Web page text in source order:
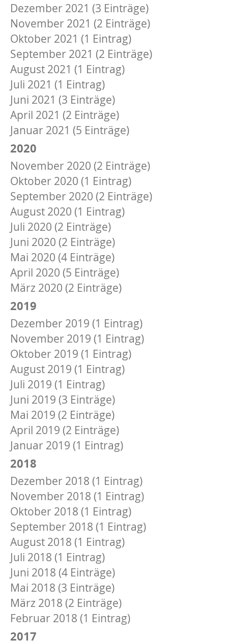
Dezember 2021 (3 Einträge)
November 2021 (2 Einträge)
Oktober 2021 (1 Eintrag)
September 2021 (2 Einträge)
August 2021 (1 Eintrag)
Juli 2021 (1 Eintrag)
Juni 2021 (3 Einträge)
April 2021 (2 Einträge)
Januar 2021 (5 Einträge)
2020
November 2020 (2 Einträge)
Oktober 2020 (1 Eintrag)
September 2020 (2 Einträge)
August 2020 (1 Eintrag)
Juli 2020 (2 Einträge)
Juni 2020 (2 Einträge)
Mai 2020 (4 Einträge)
April 2020 (5 Einträge)
März 2020 (2 Einträge)
2019
Dezember 2019 (1 Eintrag)
November 2019 (1 Eintrag)
Oktober 2019 (1 Eintrag)
August 2019 (1 Eintrag)
Juli 2019 (1 Eintrag)
Juni 2019 (3 Einträge)
Mai 2019 (2 Einträge)
April 2019 (2 Einträge)
Januar 2019 (1 Eintrag)
2018
Dezember 2018 (1 Eintrag)
November 2018 (1 Eintrag)
Oktober 2018 (1 Eintrag)
September 2018 (1 Eintrag)
August 2018 (1 Eintrag)
Juli 2018 (1 Eintrag)
Juni 2018 (4 Einträge)
Mai 2018 (3 Einträge)
März 2018 (2 Einträge)
Februar 2018 (1 Eintrag)
2017